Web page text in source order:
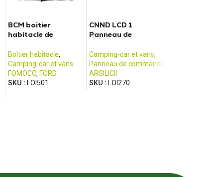
BCM boitier
habitacle de
Transit (2013 -
2017)
Boîtier habitacle,
Camping-car et vans
FOMOCO, FORD
SKU : LOI501
CNND LCD 1
Panneau de
Camping-car et vans,
Panneau de commande
ARSILICII
SKU : LOI270